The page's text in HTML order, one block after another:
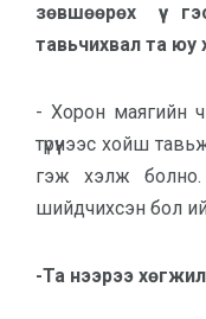
зөвшөөрөх үү
тавьчихвал та юу
- Хорон маягийн
түрүүнээс хойш
гэж хэлж
шийдчихсэн бол
-Та нээрээ